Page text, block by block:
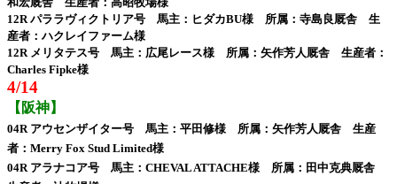
12R パララヴィクトリア号 馬主：ヒダカBU様 所属：寺島良厩舎 生
産者：ハクレイファーム様
12R メリタテス号 馬主：広尾レース様 所属：矢作芳人厩舎 生産者：
Charles Fipke様
4/14
【阪神】
04R アウセンザイター号 馬主：平田修様 所属：矢作芳人厩舎 生産
者：Merry Fox Stud Limited様
04R アラナコア号 馬主：CHEVAL ATTACHE様 所属：田中克典厩舎